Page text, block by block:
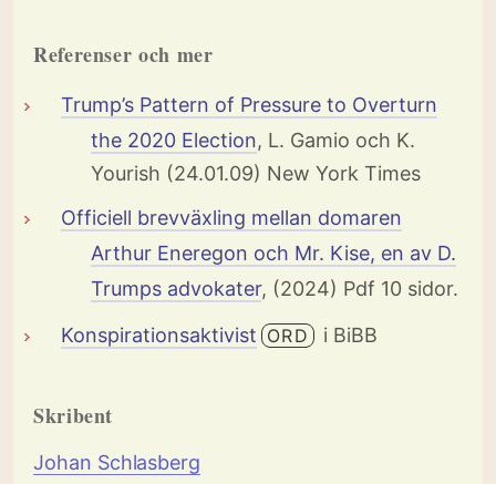
Referenser och mer
Trump’s Pattern of Pressure to Overturn
the 2020 Election, L. Gamio och K.
Yourish (24.01.09) New York Times
Officiell brevväxling mellan domaren
Arthur Eneregon och Mr. Kise, en av D.
Trumps advokater, (2024) Pdf 10 sidor.
Konspirationsaktivist ORD i BiBB
Skribent
Johan Schlasberg